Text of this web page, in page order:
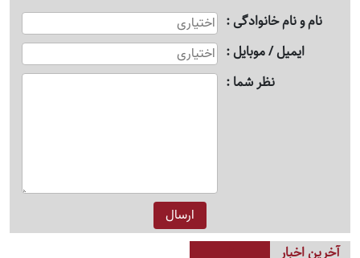
نام و نام خانوادگی
ایمیل / موبایل
نظر شما
آخرین اخبار